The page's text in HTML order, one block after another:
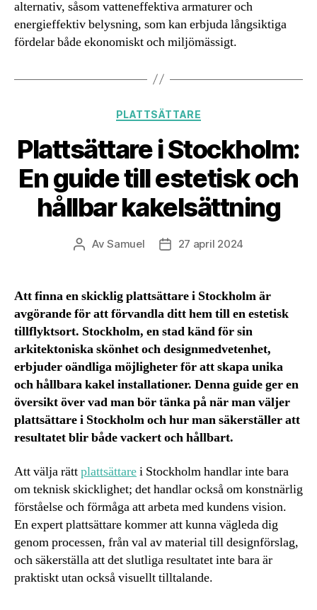
alternativ, såsom vatteneffektiva armaturer och
energieffektiv belysning, som kan erbjuda långsiktiga
fördelar både ekonomiskt och miljömässigt.
Kategorier
PLATTSÄTTARE
Plattsättare i Stockholm:
En guide till estetisk och
hållbar kakelsättning
Inläggsförfattare
AvSamuel Inläggsdatum
27 april 2024
Att finna en skicklig plattsättare i Stockholm är
avgörande för att förvandla ditt hem till en estetisk
tillflyktsort. Stockholm, en stad känd för sin
arkitektoniska skönhet och designmedvetenhet,
erbjuder oändliga möjligheter för att skapa unika
och hållbara kakel installationer. Denna guide ger en
översikt över vad man bör tänka på när man väljer
plattsättare i Stockholm och hur man säkerställer att
resultatet blir både vackert och hållbart.
Att välja rättplattsättarei Stockholm handlar inte bara
om teknisk skicklighet; det handlar också om konstnärlig
förståelse och förmåga att arbeta med kundens vision.
En expert plattsättare kommer att kunna vägleda dig
genom processen, från val av material till designförslag,
och säkerställa att det slutliga resultatet inte bara är
praktiskt utan också visuellt tilltalande.